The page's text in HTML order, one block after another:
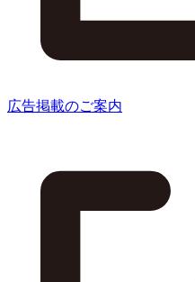
広告掲載のご案内